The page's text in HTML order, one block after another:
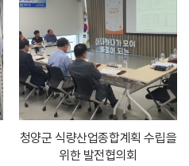
청양군 식량산업종합계획 수립을
위한 발전협의회